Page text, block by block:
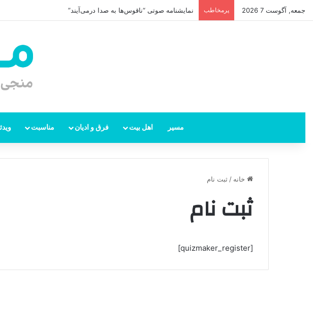
جمعه, آگوست 7 2026 پرمخاطب نمایشنامه صوتی “ناقوس‌ها به صدا در‌می‌آیند”
مسیر اهل بیت فرق و ادیان مناسبت
خانه / ثبت نام
ثبت نام
[quizmaker_register]